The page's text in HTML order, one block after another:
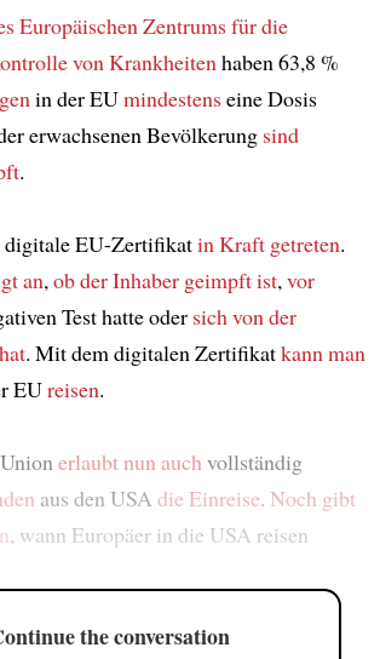
Europäischen Zentrums für die
von Krankheitenhaben 63,8 %
in der EUmindestenseine Dosis
erwachsenen Bevölkerung sind
.
digitale EU-Zertifikatin Kraft getreten.
an,ob der Inhaber geimpft ist,vor
Test hatte oder sich von der
. Mit dem digitalen Zertifikatkann man
EUreisen.
erlaubt nun auchvollständig
aus den USA die Einreise. Noch gibt
, wann Europäer in die USA reisen
the conversation